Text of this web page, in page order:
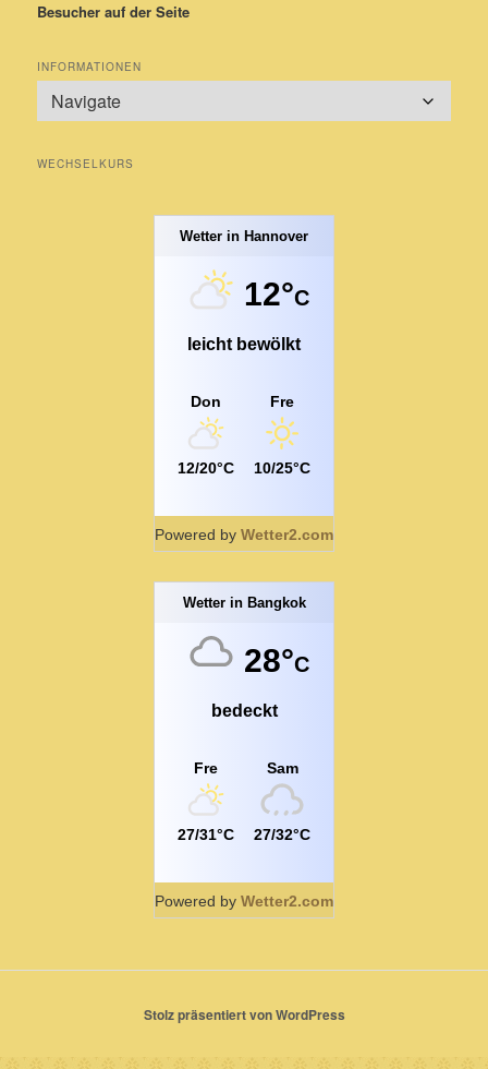
Besucher auf der Seite
INFORMATIONEN
WECHSELKURS
Wetter in Hannover
12°C
leicht bewölkt
Don
12/20°C
Fre
10/25°C
Powered by Wetter2.com
Wetter in Bangkok
28°C
bedeckt
Fre
27/31°C
Sam
27/32°C
Powered by Wetter2.com
Stolz präsentiert von WordPress